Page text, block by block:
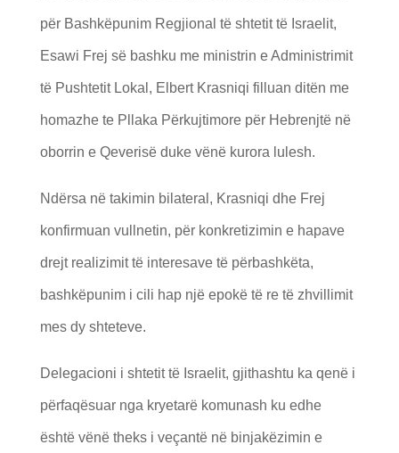
për Bashkëpunim Regjional të shtetit të Israelit,
Esawi Frej së bashku me ministrin e Administrimit
të Pushtetit Lokal, Elbert Krasniqi filluan ditën me
homazhe te Pllaka Përkujtimore për Hebrenjtë në
oborrin e Qeverisë duke vënë kurora lulesh.
Ndërsa në takimin bilateral, Krasniqi dhe Frej
konfirmuan vullnetin, për konkretizimin e hapave
drejt realizimit të interesave të përbashkëta,
bashkëpunim i cili hap një epokë të re të zhvillimit
mes dy shteteve.
Delegacioni i shtetit të Israelit, gjithashtu ka qenë i
përfaqësuar nga kryetarë komunash ku edhe
është vënë theks i veçantë në binjakëzimin e